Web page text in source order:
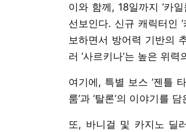
이와 함께, 18일까지 ‘카
선보인다. 신규 캐릭터인
보하면서 방어력 기반의
러 ‘사르키나’는 높은 위
여기에, 특별 보스 ‘젠틀
룸’과 ‘탈론’의 이야기를
또, 바니걸 및 카지노 딜